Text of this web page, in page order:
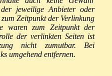
jeweilige Anbieter oder
Zeitpunkt der Verlinkung
waren zum Zeitpunkt der
der verlinkten Seiten ist
nicht zumutbar. Bei
umgehend entfernen.